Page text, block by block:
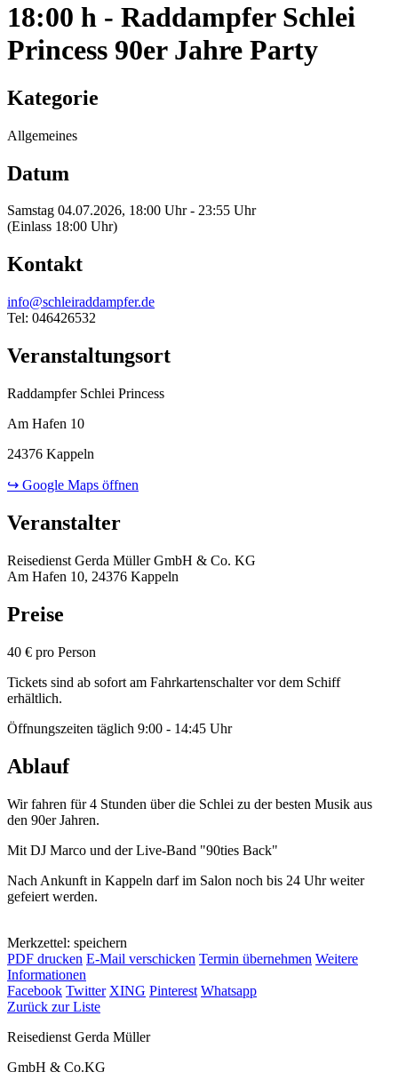
18:00 h - Raddampfer Schlei
Princess 90er Jahre Party
Kategorie
Allgemeines
Datum
Samstag 04.07.2026, 18:00 Uhr - 23:55 Uhr
(Einlass 18:00 Uhr)
Kontakt
info@schleiraddampfer.de
Tel: 046426532
Veranstaltungsort
Raddampfer Schlei Princess
Am Hafen 10
24376 Kappeln
↪ Google Maps öffnen
Veranstalter
Reisedienst Gerda Müller GmbH & Co. KG
Am Hafen 10, 24376 Kappeln
Preise
40 € pro Person
Tickets sind ab sofort am Fahrkartenschalter vor dem Schiff
erhältlich.
Öffnungszeiten täglich 9:00 - 14:45 Uhr
Ablauf
Wir fahren für 4 Stunden über die Schlei zu der besten Musik aus
den 90er Jahren.
Mit DJ Marco und der Live-Band "90ties Back"
Nach Ankunft in Kappeln darf im Salon noch bis 24 Uhr weiter
gefeiert werden.
Merkzettel: speichern
PDF drucken E-Mail verschicken Termin übernehmen Weitere
Informationen
Facebook Twitter XING Pinterest Whatsapp
Zurück zur Liste
Reisedienst Gerda Müller
GmbH & Co.KG